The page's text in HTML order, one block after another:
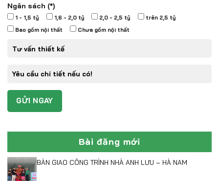
Ngân sách (*)
1 - 1,5 tỷ 1,6 - 2,0 tỷ 2,0 - 2,5 tỷ
trên 2,5 tỷ
Bao gồm nội thất
Chưa gồm nội thất
Bài đăng mới
BÀN GIAO CÔNG TRÌNH NHÀ ANH LƯU – HÀ NAM